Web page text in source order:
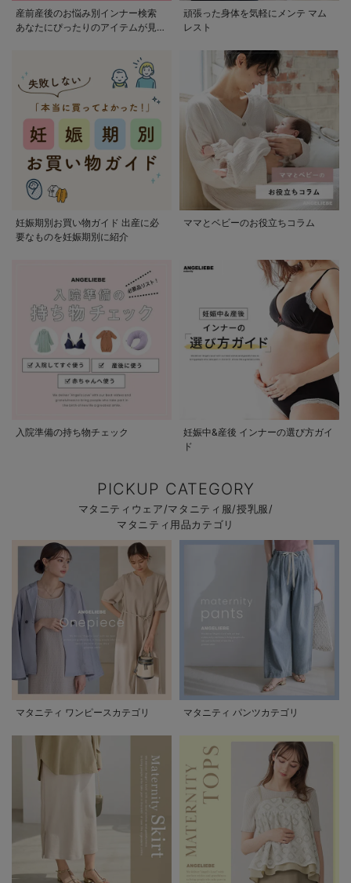
産前産後のお悩み別インナー検索
あなたにぴったりのアイテムが見つ
頑張った身体を気軽にメンテ マム
レスト
妊娠期別お買い物ガイド 出産に必
要なものを妊娠期別に紹介
ママとベビーのお役立ちコラム
入院準備の持ち物チェック
妊娠中&産後 インナーの選び方ガイ
ド
PICKUP CATEGORY
マタニティウェア/マタニティ服/授乳服/
マタニティ用品カテゴリ
マタニティ ワンピースカテゴリ マタニティ パンツカテゴリ